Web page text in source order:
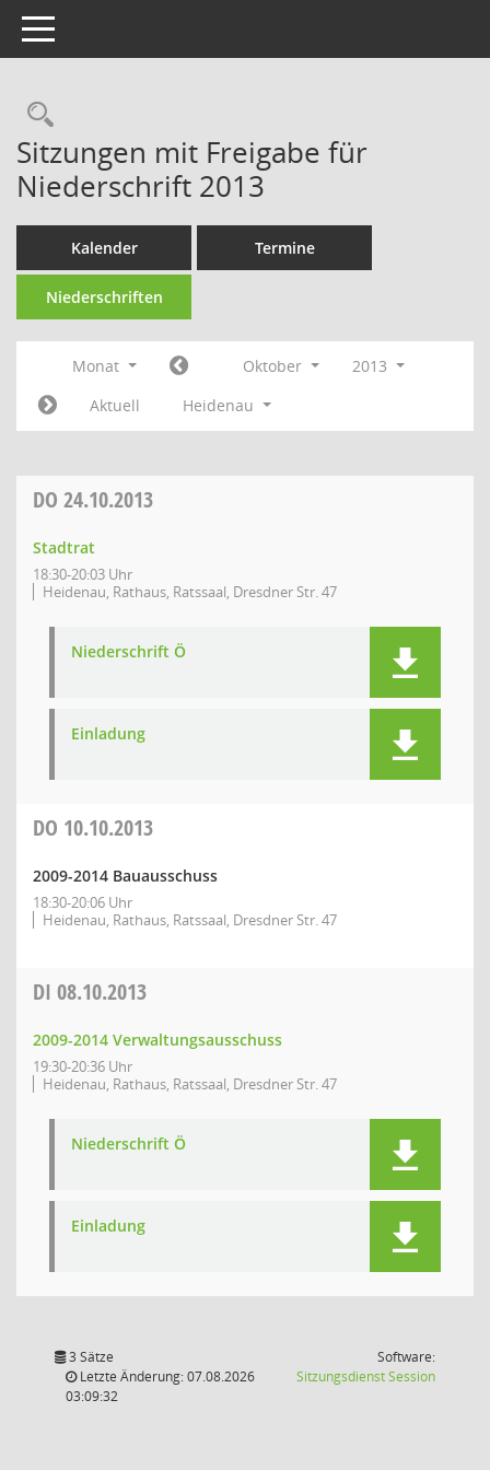
Toggle navigation
Rechercheauswahl
Sitzungen mit Freigabe für
Niederschrift 2013
Kalender Termine
Niederschriften
Monat Oktober
2013
Aktuell
Heidenau
DO 24.10.2013
Stadtrat
18:30-20:03 Uhr
Heidenau, Rathaus, Ratssaal, Dresdner Str. 47
Niederschrift Ö
Einladung
DO 10.10.2013
2009-2014 Bauausschuss
18:30-20:06 Uhr
Heidenau, Rathaus, Ratssaal, Dresdner Str. 47
DI 08.10.2013
2009-2014 Verwaltungsausschuss
19:30-20:36 Uhr
Heidenau, Rathaus, Ratssaal, Dresdner Str. 47
Niederschrift Ö
Einladung
3 Sätze
Letzte Änderung: 07.08.2026
03:09:32
Software:
SitzungsdienstSession(Wird in